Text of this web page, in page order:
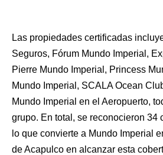
Las propiedades certificadas
Seguros, Fórum Mundo Imperial,
Pierre Mundo Imperial, Princess
Mundo Imperial, SCALA Ocean
Mundo Imperial en el Aeropuerto,
grupo. En total, se reconocieron 34
lo que convierte a Mundo Imperial
de Acapulco en alcanzar esta